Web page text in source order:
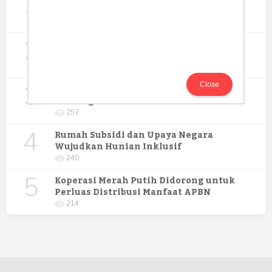
2
3 Digitalisasi Koperasi Merah Putih Buka
Peluang Ekonomi Baru di Desa
257
4 Rumah Subsidi dan Upaya Negara
Wujudkan Hunian Inklusif
240
5 Koperasi Merah Putih Didorong untuk
Perluas Distribusi Manfaat APBN
214
Close